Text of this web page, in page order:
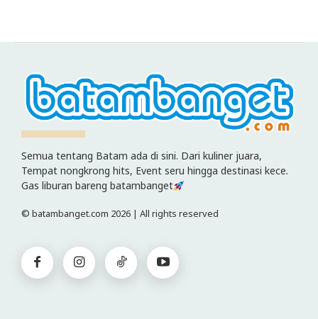
Semua tentang Batam ada di sini. Dari kuliner juara,
Tempat nongkrong hits, Event seru hingga destinasi kece.
Gas liburan bareng batambanget
© batambanget.com 2026 | All rights reserved